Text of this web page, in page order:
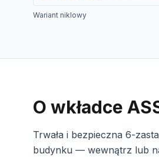
Wariant niklowy
O wkładce
Trwała i bezpieczna 6-
budynku — wewnątrz lub